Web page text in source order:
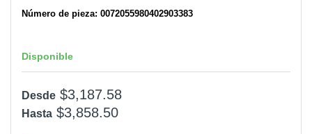
Número de pieza: 0072055980402903383
Disponible
Desde $3,187.58
Hasta $3,858.50